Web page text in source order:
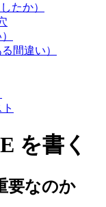
たか）
間違い）
を書く
要なのか